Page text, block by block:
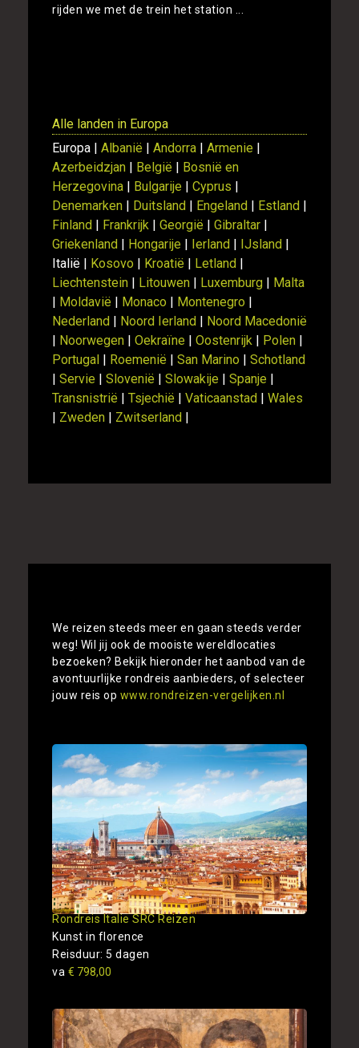
rijden we met de trein het station ...
Alle landen in Europa
Europa | Albanië | Andorra | Armenie |
Azerbeidzjan | België | Bosnië en
Herzegovina | Bulgarije | Cyprus |
Denemarken | Duitsland | Engeland | Estland |
Finland | Frankrijk | Georgië | Gibraltar |
Griekenland | Hongarije | Ierland | IJsland |
Italië | Kosovo | Kroatië | Letland |
Liechtenstein | Litouwen | Luxemburg | Malta
| Moldavië | Monaco | Montenegro |
Nederland | Noord Ierland | Noord Macedonië
| Noorwegen | Oekraïne | Oostenrijk | Polen |
Portugal | Roemenië | San Marino | Schotland
| Servie | Slovenië | Slowakije | Spanje |
Transnistrië | Tsjechië | Vaticaanstad | Wales
| Zweden | Zwitserland |
We reizen steeds meer en gaan steeds verder
weg! Wil jij ook de mooiste wereldlocaties
bezoeken? Bekijk hieronder het aanbod van de
avontuurlijke rondreis aanbieders, of selecteer
jouw reis op www.rondreizen-vergelijken.nl
Rondreis Italie SRC Reizen
Kunst in florence
Reisduur: 5 dagen
va € 798,00